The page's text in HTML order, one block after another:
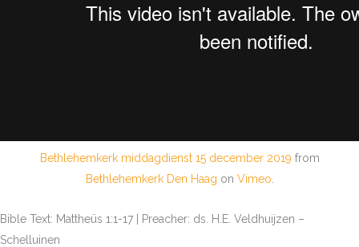
Bethlehemkerk middagdienst 15 december 2019 from
Bethlehemkerk Den Haag on Vimeo
Bible Text: Mattheüs 1:1-17 | Preacher: ds. H.E. Veldhuijzen –
Schelluinen